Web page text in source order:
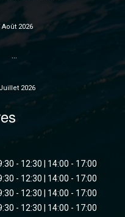
Août 2026
...
2026
- 12:30 | 14:00 - 17:00
- 12:30 | 14:00 - 17:00
- 12:30 | 14:00 - 17:00
- 12:30 | 14:00 - 17:00